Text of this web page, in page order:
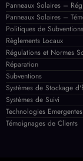
Panneaux Solaires –
Panneaux Solaires –
Politiques de Subventions
Règlements Locaux
Régulations et Normes
Réparation
Subventions
Systèmes de Stockage
Systèmes de Suivi
Technologies Emergentes
Témoignages de Clients